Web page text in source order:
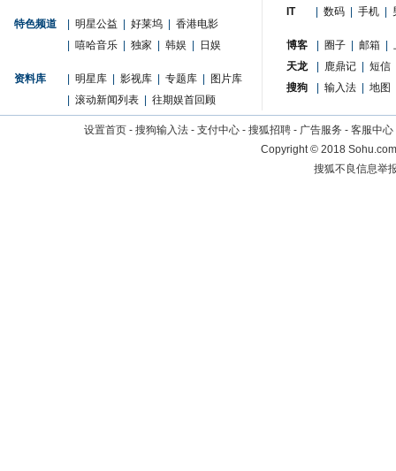
特色频道 明星公益 好莱坞
香港电影
嘻哈音乐 独家 韩娱 日娱
资料库 明星库 影视库 专题库
图片库
滚动新闻列表 往期娱首回顾
IT
数码 手机
博客 圈子 邮箱
天龙
鹿鼎记
短信
搜狗
输入法 地图
设置首页 - 搜狗输入法 - 支付中心 - 搜狐招聘 - 广告服务 - 客服中心
Copyright©2018
搜狐不良信息举